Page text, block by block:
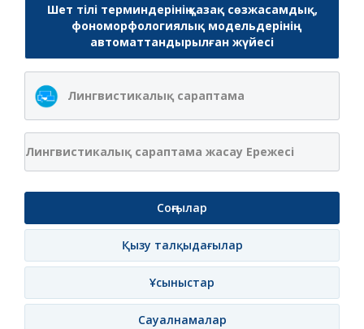
Шет тілі терминдерінің қазақ сөзжасамдық,
фономорфологиялық модельдерінің
автоматтандырылған жүйесі
Лингвистикалық сараптама
Лингвистикалық сараптама жасау Ережесі
Соңғылар
Қызу талқыдағылар
Ұсыныстар
Сауалнамалар